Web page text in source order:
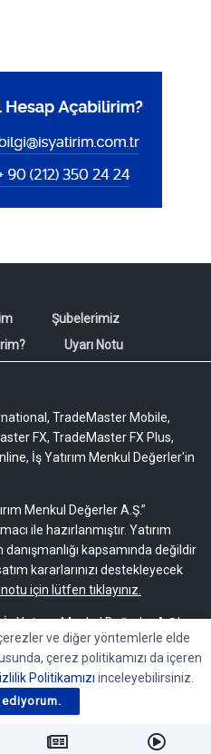
Şubelerimiz
Uyarı Notu
TradeMaster Mobile,
FX, TradeMaster FX Plus,
İş Yatırım Menkul Değerler'in
Menkul Değerler A.Ş.”
ile hazırlanmıştır. Yatırım
kapsamında değildir
kararlarınızı destekleyecek
notu için lütfen tıklayınız.
Yatırım Menkul Değerler A.Ş.’ye
başkaları tarafından
tamamen çoğaltılamaz,
değiştirilemez.
ve diğer yöntemlerle elde
çerez politikamızı da içeren
Politikamızı inceleyebilirsiniz.